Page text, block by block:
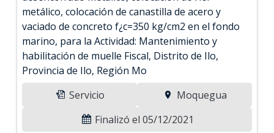
metálico, colocación de canastilla de acero y
vaciado de concreto f¿c=350 kg/cm2 en el fondo
marino, para la Actividad: Mantenimiento y
habilitación de muelle Fiscal, Distrito de Ilo,
Provincia de Ilo, Región Mo
Servicio
Moquegua
Finalizó el 05/12/2021